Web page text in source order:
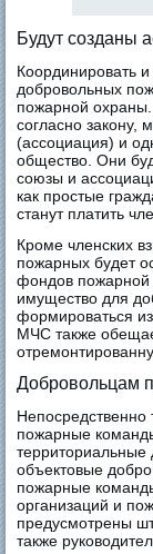
Будут созданы
Координировать
добровольных
пожарной охраны.
согласно закону,
(ассоциация) и
общество. Они
союзы и
как простые
станут платить
Кроме членских
пожарных будет
фондов пожарной
имущество для
формироваться
МЧС также
Добровольцам
пожарные
объектовые
пожарные
организаций и
предусмотрены
также